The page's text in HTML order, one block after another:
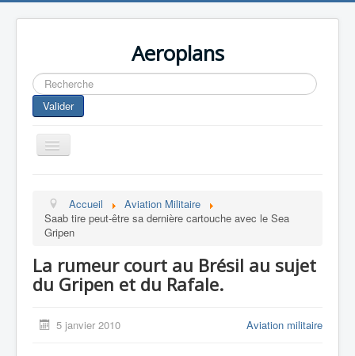
Aeroplans
Rechercher
Valider
Toggle
Navigation
Aviation Commerciale
Aviation d'Affaire
Aviation Militaire
Europespace
Drones
Accueil
Aviation Militaire
Saab tire peut-être sa dernière cartouche avec le Sea
Gripen
La rumeur court au Brésil au sujet
du Gripen et du Rafale.
5 janvier 2010 Aviation militaire